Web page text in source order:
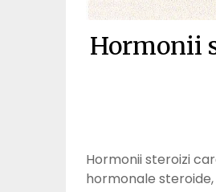
Hormonii
Hormonii steroizi
hormonale